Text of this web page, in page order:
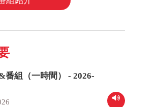
番組（一時間） - 2026-